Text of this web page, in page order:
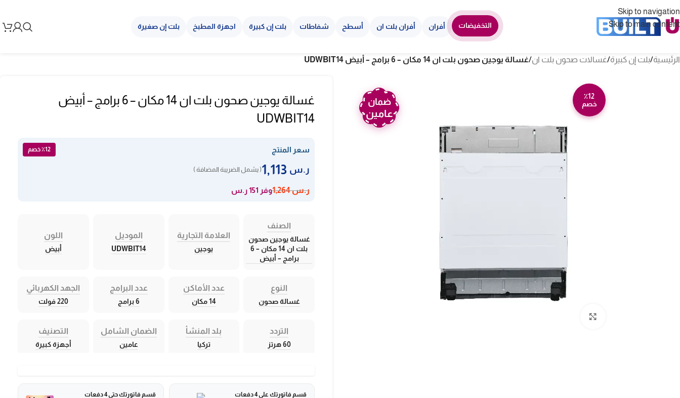
Skip to navigation
Skip to main content
التخفيضات أفران أفران بلت ان أسطح شفاطات بلت إن كبيرة اجهزة المطبخ بلت إن صغيرة
الرئيسية/بلت إن كبيرة/غسالات صحون بلت ان/غسالة يوجين صحون بلت ان 14 مكان – 6 برامج – أبيض UDWBIT14
٪12
خصم
ضمان
عامين
غسالة يوجين صحون بلت ان 14 مكان – 6 برامج – أبيض
UDWBIT14
سعر المنتج ٪12 خصم
ر.س ( يشمل الضريبة المضافة )
ر.س1,264 وفر 151 ر.س
الصنف
غسالة يوجين صحون
بلت ان 14 مكان – 6
برامج – أبيض
العلامة التجارية
يوجين
الموديل
UDWBIT14
اللون
أبيض
النوع
غسالة صحون
عدد الأماكن
14 مكان
عدد البرامج
6 برامج
الجهد الكهربائي
220 فولت
التردد
60 هرتز
بلد المنشأ
تركيا
الضمان الشامل
عامين
التصنيف
أجهزة كبيرة
قسم فاتورتك على 4 دفعات قسم فاتورتك حتى 4 دفعات